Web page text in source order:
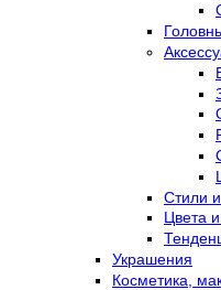
Стили
Цвета
Украшения
Косметика,